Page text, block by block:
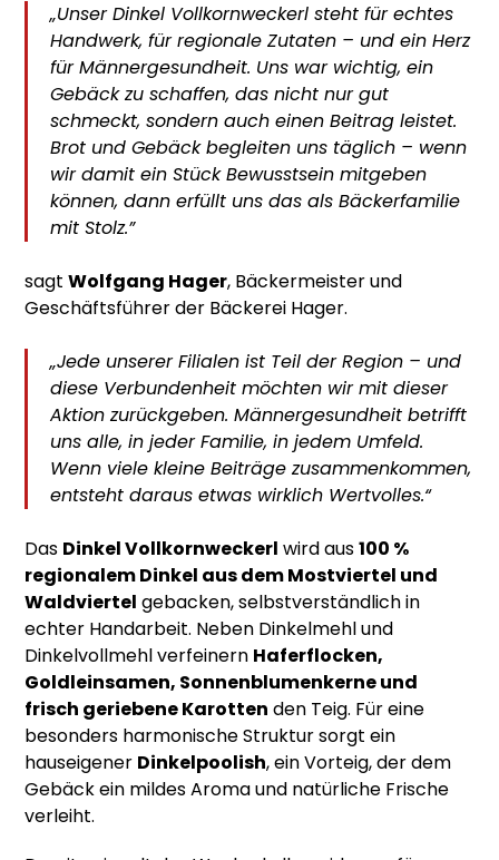
„Unser Dinkel Vollkornweckerl steht für echtes
Handwerk, für regionale Zutaten – und ein Herz
für Männergesundheit. Uns war wichtig, ein
Gebäck zu schaffen, das nicht nur gut
schmeckt, sondern auch einen Beitrag leistet.
Brot und Gebäck begleiten uns täglich – wenn
wir damit ein Stück Bewusstsein mitgeben
können, dann erfüllt uns das als Bäckerfamilie
mit Stolz.”
sagtWolfgang Hager, Bäckermeister und
Geschäftsführer der Bäckerei Hager.
„Jede unserer Filialen ist Teil der Region – und
diese Verbundenheit möchten wir mit dieser
Aktion zurückgeben. Männergesundheit betrifft
uns alle, in jeder Familie, in jedem Umfeld.
Wenn viele kleine Beiträge zusammenkommen,
entsteht daraus etwas wirklich Wertvolles.“
Das Dinkel Vollkornweckerl wird aus100 %
regionalem Dinkel aus dem Mostviertel und
Waldviertel gebacken, selbstverständlich in
echter Handarbeit. Neben Dinkelmehl und
Dinkelvollmehl verfeinern Haferflocken,
Goldleinsamen, Sonnenblumenkerne und
frisch geriebene Karotten den Teig. Für eine
besonders harmonische Struktur sorgt ein
hauseigener Dinkelpoolish, ein Vorteig, der dem
Gebäck ein mildes Aroma und natürliche Frische
verleiht.